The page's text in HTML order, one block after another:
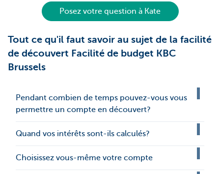
Posez votre question à Kate
Tout ce qu'il faut savoir au sujet de la facilité
de découvert Facilité de budget KBC
Brussels
Pendant combien de temps pouvez-vous vous
permettre un compte en découvert?
Quand vos intérêts sont-ils calculés?
Choisissez vous-même votre compte